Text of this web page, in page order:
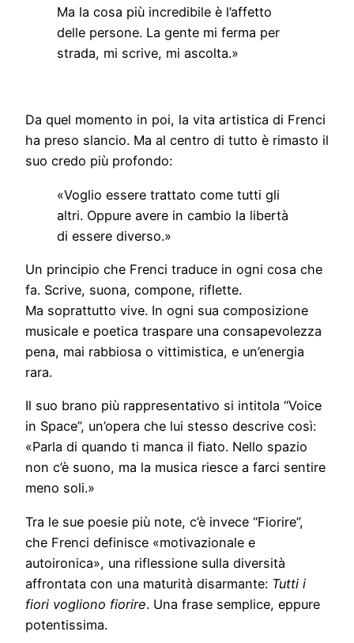
Ma la cosa più incredibile è l’affetto
delle persone. La gente mi ferma per
strada, mi scrive, mi ascolta.»
Da quel momento in poi, la vita artistica di Frenci
ha preso slancio. Ma al centro di tutto è rimasto il
suo credo più profondo:
«Voglio essere trattato come tutti gli
altri. Oppure avere in cambio la libertà
di essere diverso.»
Un principio che Frenci traduce in ogni cosa che
fa. Scrive, suona, compone, riflette.
Ma soprattutto vive. In ogni sua composizione
musicale e poetica traspare una consapevolezza
pena, mai rabbiosa o vittimistica, e un’energia
rara.
Il suo brano più rappresentativo si intitola “Voice
in Space”, un’opera che lui stesso descrive così:
«Parla di quando ti manca il fiato. Nello spazio
non c’è suono, ma la musica riesce a farci sentire
meno soli.»
Tra le sue poesie più note, c’è invece “Fiorire”,
che Frenci definisce «motivazionale e
autoironica», una riflessione sulla diversità
affrontata con una maturità disarmante: Tutti i
fiori vogliono fiorire. Una frase semplice, eppure
potentissima.